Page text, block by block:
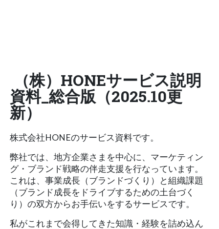
（株）HONEサービス説明
資料_総合版（2025.10更
新）
株式会社HONEのサービス資料です。
弊社では、地方企業さまを中心に、マーケティン
グ・ブランド戦略の伴走支援を行なっています。
これは、事業成長（ブランドづくり）と組織課題
（ブランド成長をドライブするための土台づく
り）の双方からお手伝いをするサービスです。
私がこれまで会得してきた知識・経験を詰め込ん